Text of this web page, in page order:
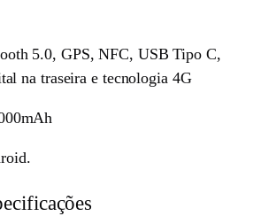
5.0, GPS, NFC, USB Tipo C,
na traseira e tecnologia 4G